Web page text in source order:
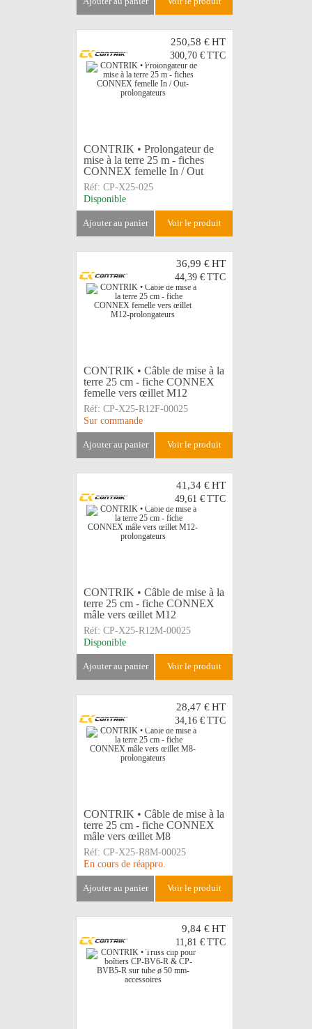
250,58 €HT
300,70 € TTC
CONTRIK • Prolongateur de
mise à la terre 25 m - fiches
CONNEX femelle In / Out
Réf: CP-X25-025
Disponible
ajouter au panier voir le produit
36,99 €HT
44,39 € TTC
CONTRIK • Câble de mise à la
terre 25 cm - fiche CONNEX
femelle vers œillet M12
Réf: CP-X25-R12F-00025
Sur commande
ajouter au panier voir le produit
41,34 €HT
49,61 € TTC
CONTRIK • Câble de mise à la
terre 25 cm - fiche CONNEX
mâle vers œillet M12
Réf: CP-X25-R12M-00025
Disponible
ajouter au panier voir le produit
28,47 €HT
34,16 € TTC
CONTRIK • Câble de mise à la
terre 25 cm - fiche CONNEX
mâle vers œillet M8
Réf: CP-X25-R8M-00025
En cours de réappro.
ajouter au panier voir le produit
9,84 €HT
11,81 € TTC